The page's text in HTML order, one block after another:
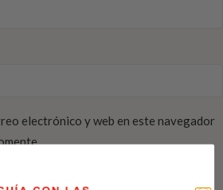
electrónico y web en este navegador